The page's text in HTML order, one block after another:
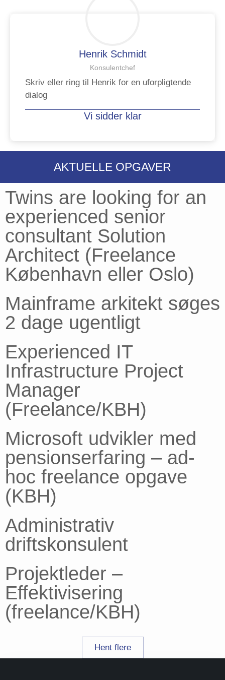
Henrik Schmidt
Konsulentchef
Skriv eller ring til Henrik for en uforpligtende
dialog
Vi sidder klar
AKTUELLE OPGAVER
Twins are looking for an
experienced senior
consultant Solution
Architect (Freelance
København eller Oslo)
Mainframe arkitekt søges
2 dage ugentligt
Experienced IT
Infrastructure Project
Manager
(Freelance/KBH)
Microsoft udvikler med
pensionserfaring – ad-
hoc freelance opgave
(KBH)
Administrativ
driftskonsulent
Projektleder –
Effektivisering
(freelance/KBH)
Hent flere